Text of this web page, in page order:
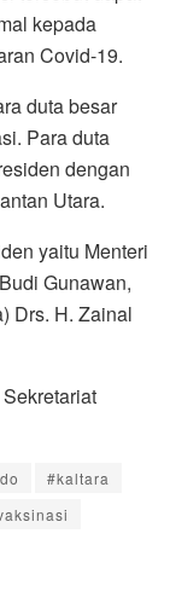
kepada
Covid-19.
duta besar
Para duta
dengan
Utara.
yaitu Menteri
Gunawan,
Drs. H. Zainal
#kaltara